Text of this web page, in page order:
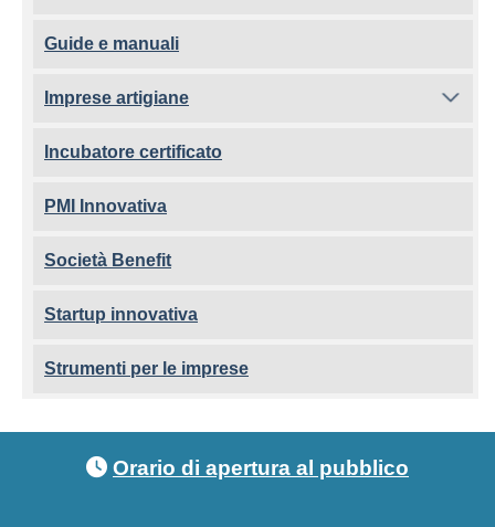
Guide e manuali
Imprese artigiane
Incubatore certificato
PMI Innovativa
Società Benefit
Startup innovativa
Strumenti per le imprese
Orario di apertura al pubblico